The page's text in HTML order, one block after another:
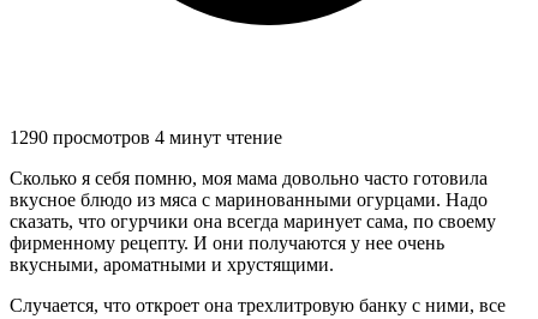
1290 просмотров 4 минут чтение
Сколько я себя помню, моя мама довольно часто готовила
вкусное блюдо из мяса с маринованными огурцами. Надо
сказать, что огурчики она всегда маринует сама, по своему
фирменному рецепту. И они получаются у нее очень
вкусными, ароматными и хрустящими.
Случается, что откроет она трехлитровую банку с ними, все